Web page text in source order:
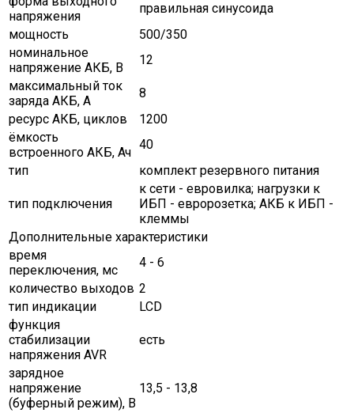
напряжения
правильная синусоида
мощность
500/350
номинальное
напряжение АКБ, В
12
максимальный ток
заряда АКБ, A
8
ресурс АКБ, циклов
1200
ёмкость
встроенного АКБ, Ач
40
тип
комплект резервного питания
тип подключения
к сети - евровилка; нагрузки к
ИБП - евророзетка; АКБ к ИБП -
клеммы
Дополнительные характеристики
время
переключения, мс
4 - 6
количество выходов 2
тип индикации
LCD
функция
стабилизации
напряжения AVR
есть
зарядное
напряжение
(буферный режим), В
13,5 - 13,8